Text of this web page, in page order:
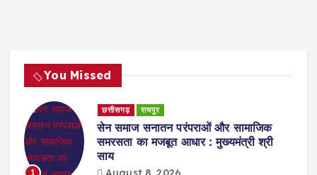
You Missed
छत्तीसगढ़ रायपुर
सेन समाज सनातन परंपराओं और सामाजिक
समरसता का मजबूत आधार : मुख्यमंत्री श्री
साय